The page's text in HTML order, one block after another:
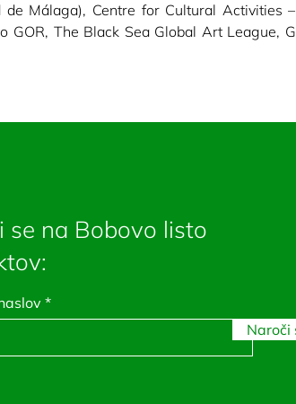
Málaga), Centre for Cultural Activities
GOR, The Black Sea Global Art League,
se na Bobovo listo
Naroči